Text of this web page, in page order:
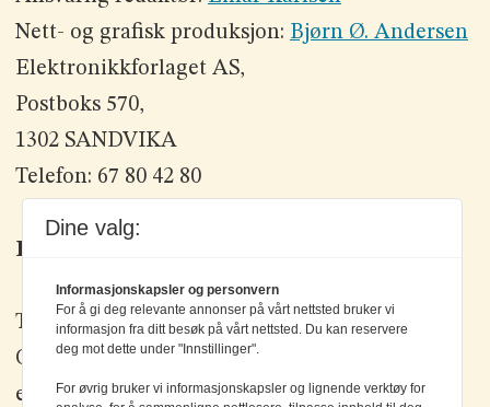
Nett- og grafisk produksjon: Bjørn Ø. Andersen
Elektronikkforlaget AS,
Postboks 570,
1302 SANDVIKA
Telefon: 67 80 42 80
Kontakt oss
Tlf: +47 67 80 42 80
Olav Brunborgs vei 6, 1396 Billingstad
epost: elektronikk@elektronikkforlaget.no
Dine valg:
Informasjonskapsler og personvern
For å gi deg relevante annonser på vårt nettsted bruker vi
informasjon fra ditt besøk på vårt nettsted. Du kan reservere
deg mot dette under "Innstillinger".
For øvrig bruker vi informasjonskapsler og lignende verktøy for